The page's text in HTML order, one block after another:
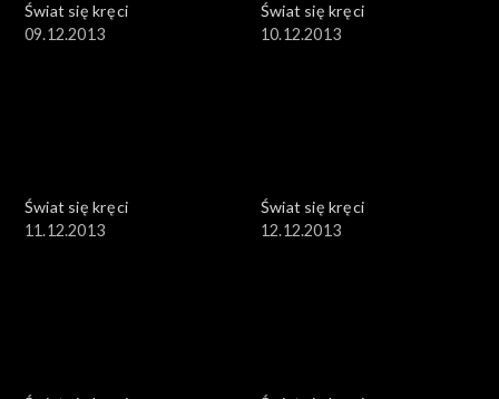
Świat się kręci
09.12.2013
Świat się kręci
10.12.2013
Świat się kręci
11.12.2013
Świat się kręci
12.12.2013